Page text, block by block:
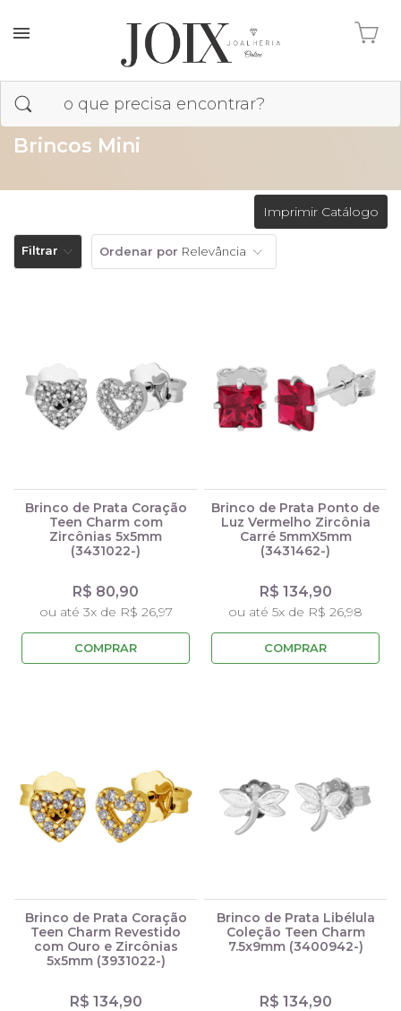
Brincos Mini
Imprimir Catálogo
Filtrar Ordenar por Relevância
Brinco de Prata Coração
Teen Charm com
Zircônias 5x5mm
(3431022-)
R$ 80,90
ou até 3x de R$ 26,97
COMPRAR
Brinco de Prata Ponto de
Luz Vermelho Zircônia
Carré 5mmX5mm
(3431462-)
R$ 134,90
ou até 5x de R$ 26,98
COMPRAR
Brinco de Prata Coração
Teen Charm Revestido
com Ouro e Zircônias
5x5mm (3931022-)
R$ 134,90
Brinco de Prata Libélula
Coleção Teen Charm
7.5x9mm (3400942-)
R$ 134,90